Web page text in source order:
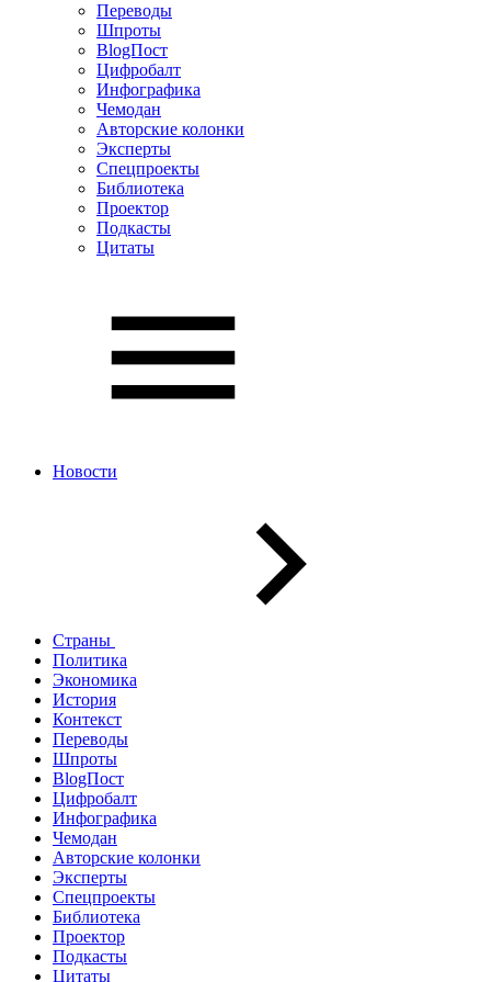
Переводы
Шпроты
BlogПост
Цифробалт
Инфографика
Чемодан
Авторские колонки
Эксперты
Спецпроекты
Библиотека
Проектор
Подкасты
Цитаты
Новости
Страны
Политика
Экономика
История
Контекст
Переводы
Шпроты
BlogПост
Цифробалт
Инфографика
Чемодан
Авторские колонки
Эксперты
Спецпроекты
Библиотека
Проектор
Подкасты
Цитаты